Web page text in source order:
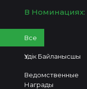
В Номинациях:
Все
Үздік Байланысшы
Ведомственные
Награды